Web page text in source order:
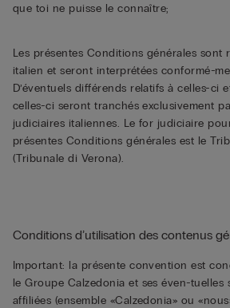
que toi ne puisse le connaître;
Les présentes Conditions générales sont
italien et seront interprétées conformé-
D’éventuels différends relatifs à celles-ci
celles-ci seront tranchés exclusivement
judiciaires italiennes. Le for judiciaire
présentes Conditions générales est le
(Tribunale di Verona).
Conditions d’utilisation des contenus
Important: la présente convention est
le Groupe Calzedonia et ses éven-tuelles
affiliées (ensemble «Calzedonia» ou